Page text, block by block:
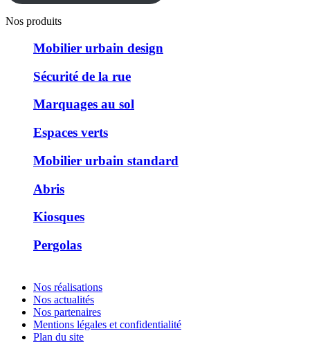
Nos produits
Mobilier urbain design
Sécurité de la rue
Marquages au sol
Espaces verts
Mobilier urbain standard
Abris
Kiosques
Pergolas
Nos réalisations
Nos actualités
Nos partenaires
Mentions légales et confidentialité
Plan du site